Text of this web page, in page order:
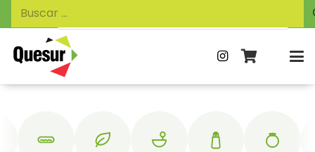
de
productos
Buscar: